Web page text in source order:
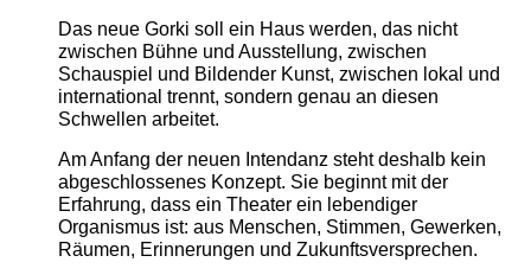
Das neue Gorki soll ein Haus werden, das nicht
zwischen Bühne und Ausstellung, zwischen
Schauspiel und Bildender Kunst, zwischen lokal und
international trennt, sondern genau an diesen
Schwellen arbeitet.
Am Anfang der neuen Intendanz steht deshalb kein
abgeschlossenes Konzept. Sie beginnt mit der
Erfahrung, dass ein Theater ein lebendiger
Organismus ist: aus Menschen, Stimmen, Gewerken,
Räumen, Erinnerungen und Zukunftsversprechen.